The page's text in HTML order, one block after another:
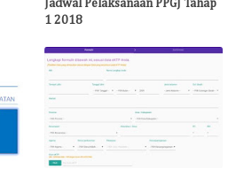
Jadwal Pelaksanaan PPGJ Tahap
1 2018